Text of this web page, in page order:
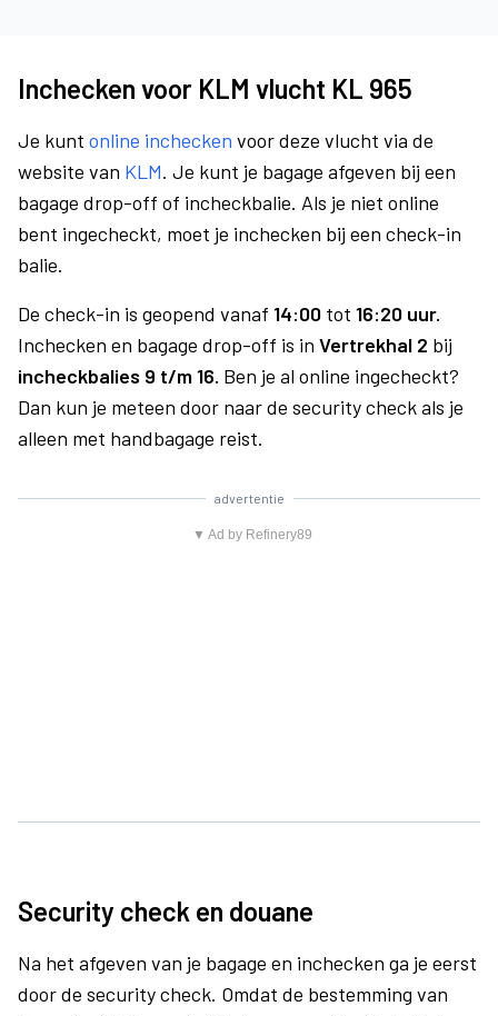
Inchecken voor KLM vlucht KL 965
Je kunt online inchecken voor deze vlucht via de
website van KLM. Je kunt je bagage afgeven bij een
bagage drop-off of incheckbalie. Als je niet online
bent ingecheckt, moet je inchecken bij een check-in
balie.
De check-in is geopend vanaf 14:00 tot 16:20 uur.
Inchecken en bagage drop-off is in Vertrekhal 2 bij
incheckbalies 9 t/m 16. Ben je al online ingecheckt?
Dan kun je meteen door naar de security check als je
alleen met handbagage reist.
advertentie
▼ Ad by Refinery89
Security check en douane
Na het afgeven van je bagage en inchecken ga je eerst
door de security check. Omdat de bestemming van